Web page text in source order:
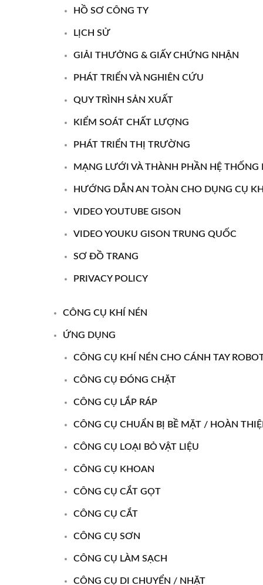
HỒ SƠ CÔNG TY
LỊCH SỬ
GIẢI THƯỞNG & GIẤY CHỨNG NHẬN
PHÁT TRIỂN VÀ NGHIÊN CỨU
QUY TRÌNH SẢN XUẤT
KIỂM SOÁT CHẤT LƯỢNG
PHÁT TRIỂN THỊ TRƯỜNG
MẠNG LƯỚI VÀ THÀNH PHẦN HỆ THỐNG
HƯỚNG DẪN AN TOÀN CHO DỤNG CỤ
VIDEO YOUTUBE GISON
VIDEO YOUKU GISON TRUNG QUỐC
SƠ ĐỒ TRANG
PRIVACY POLICY
CÔNG CỤ KHÍ NÉN
ỨNG DỤNG
CÔNG CỤ KHÍ NÉN CHO CÁNH TAY
CÔNG CỤ ĐÓNG CHẶT
CÔNG CỤ LẮP RÁP
CÔNG CỤ CHUẨN BỊ BỀ MẶT / HOÀN
CÔNG CỤ LOẠI BỎ VẬT LIỆU
CÔNG CỤ KHOAN
CÔNG CỤ CẮT GỌT
CÔNG CỤ CẮT
CÔNG CỤ SƠN
CÔNG CỤ LÀM SẠCH
CÔNG CỤ DI CHUYỂN / NHẶT